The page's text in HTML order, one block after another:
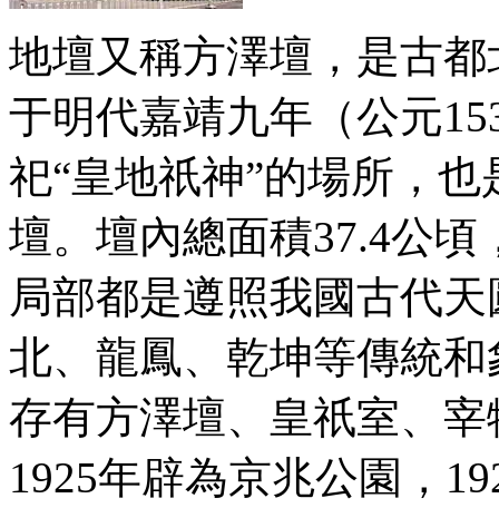
地壇又稱方澤壇，是古
于明代嘉靖九年（公元
祀“皇地祇神”的場所，
壇。壇內總面積37.4公
局部都是遵照我國古代
北、龍鳳、乾坤等傳統
存有方澤壇、皇祇室、
1925年辟為京兆公園，